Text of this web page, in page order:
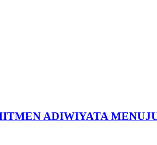
ADIWIYATA